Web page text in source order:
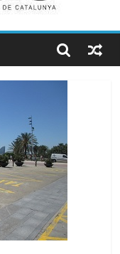
en COOLTURA FM.